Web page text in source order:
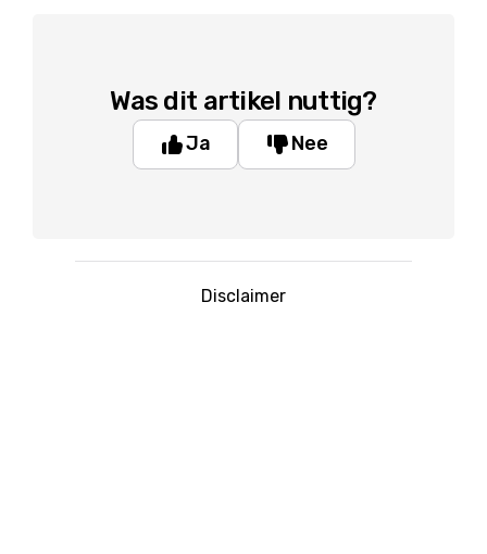
Was dit artikel nuttig?
Ja Nee
Disclaimer